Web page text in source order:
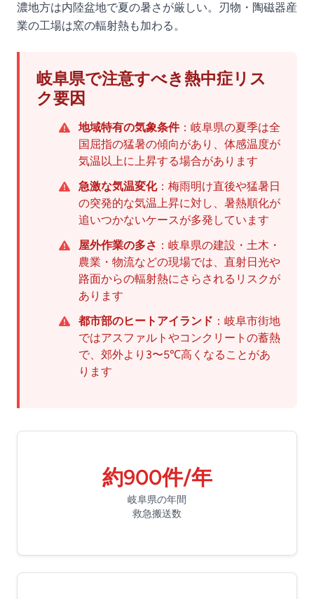
濃地方は内陸盆地で夏の暑さが厳しい。刃物・陶磁器産
業の工場は窯の輻射熱も加わる。
岐阜県で注意すべき熱中症リス
ク要因
地域特有の気象条件：岐阜県の夏季は全
国屈指の猛暑の傾向があり、体感温度が
気温以上に上昇する場合があります
急激な気温変化：梅雨明け直後や猛暑日
の突発的な気温上昇に対し、暑熱順化が
追いつかないケースが多発しています
屋外作業の多さ ：岐阜県の建設・土木・
農業・物流などの現場では、直射日光や
路面からの輻射熱にさらされるリスクが
あります
都市部のヒートアイランド ：岐阜市街地
ではアスファルトやコンクリートの蓄熱
で、郊外より3〜5℃高くなることがあ
ります
約900件/年
岐阜県の年間
救急搬送数